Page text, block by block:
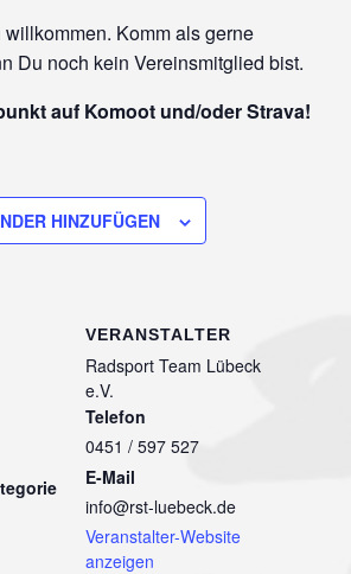
Komm als gerne
Du noch kein Vereinsmitglied bist.
auf Komoot und/oder Strava!
HINZUFÜGEN
VERANSTALTER
Radsport Team Lübeck
e.V.
Telefon
0451 / 597 527
E-Mail
info@rst-luebeck.de
Veranstalter-Website
anzeigen